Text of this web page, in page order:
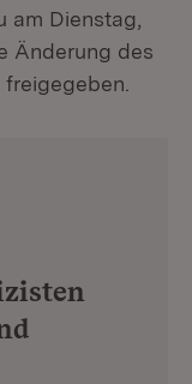
am Dienstag,
Änderung des
Fenster)